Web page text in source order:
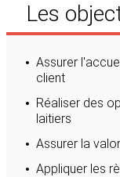
Les
Assurer
client
Réaliser des
laitiers
Assurer la
Appliquer les